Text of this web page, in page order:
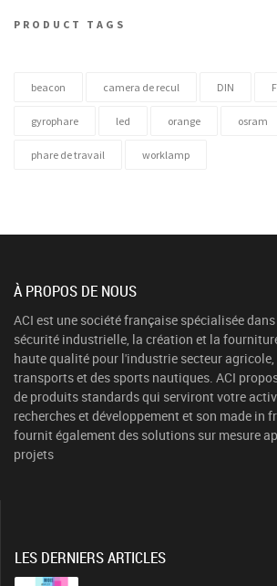
PRODUCT TAGS
beacon camera de recul DIN
gyrophare led orange osram
phare de travail worklamp
À PROPOS DE NOUS
ACI est une société française spécialisée
sécurité industrielle, la création et la
haute qualité pour l'industrie secteur agricole,
transports et des sports nautiques. ACI
de produits standards qui serviront votre
recherches et développement et son made in
fournit également des solutions sur mesure
projets
LES DERNIERS ARTICLES